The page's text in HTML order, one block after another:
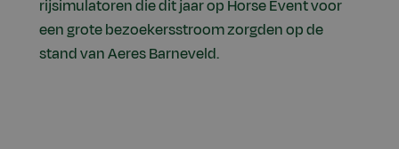
rijsimulatoren die dit jaar op Horse Event voor
een grote bezoekersstroom zorgden op de
stand van Aeres Barneveld.